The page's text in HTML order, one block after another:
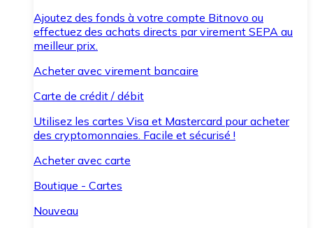
Ajoutez des fonds à votre compte Bitnovo ou
effectuez des achats directs par virement SEPA au
meilleur prix.
Acheter avec virement bancaire
Carte de crédit / débit
Utilisez les cartes Visa et Mastercard pour acheter
des cryptomonnaies. Facile et sécurisé !
Acheter avec carte
Boutique - Cartes
Nouveau